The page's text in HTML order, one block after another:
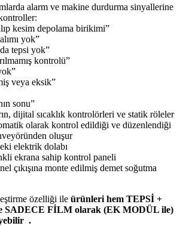
alarm ve makine durdurma sinyallerine
kesim depolama birikimi”
yok”
tepsi yok”
kontrolü”
veya eksik”
sonu”
dijital sıcaklık kontrolörleri ve statik röleler
olarak kontrol edildiği ve düzenlendiği
oluşur
elektrik dolabı
ekrana sahip kontrol paneli
çıkışına monte edilmiş demet soğutma
özelliği ile ürünleri hem TEPSİ +
SADECE FİLM olarak (EK MODÜL ile)
.